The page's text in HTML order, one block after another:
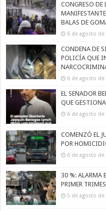
CONGRESO
BALAS DE
6 de agosto de
CONDENA DE
POLICÍA QUE
6 de agosto de
EL SENADOR
QUE GESTIONA
6 de agosto de
COMENZÓ EL
POR
6 de agosto de
30 %: ALARMA
PRIMER
5 de agosto de